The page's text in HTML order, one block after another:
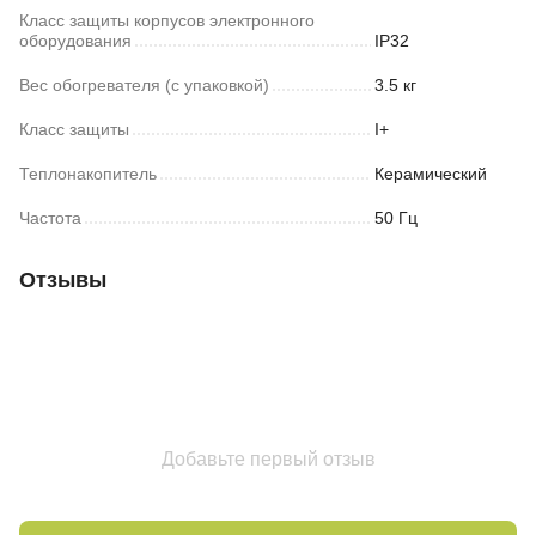
Класс защиты корпусов электронного
оборудования
IP32
Вес обогревателя (с упаковкой) 3.5 кг
Класс защиты I+
Теплонакопитель Керамический
Частота 50 Гц
Отзывы
Добавьте первый отзыв